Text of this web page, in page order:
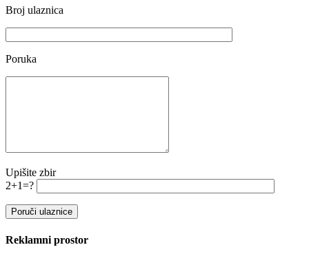
Broj ulaznica
Poruka
Upišite zbir
2+1=?
Reklamni prostor